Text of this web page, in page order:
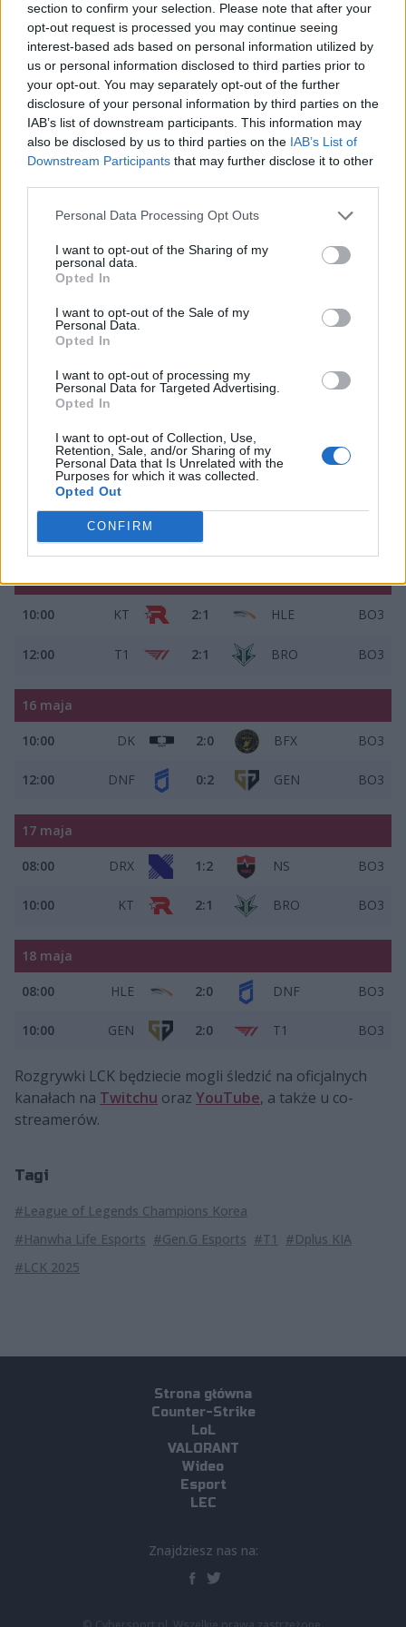
section to confirm your selection. Please note that after your
opt-out request is processed you may continue seeing
interest-based ads based on personal information utilized by
us or personal information disclosed to third parties prior to
your opt-out. You may separately opt-out of the further
disclosure of your personal information by third parties on the
IAB’s list of downstream participants. This information may
also be disclosed by us to third parties on the IAB’s List of
Downstream Participants that may further disclose it to other
Personal Data Processing Opt Outs
I want to opt-out of the Sharing of my
personal data.
Opted In
I want to opt-out of the Sale of my
Personal Data.
Opted In
I want to opt-out of processing my
Personal Data for Targeted Advertising.
Opted In
I want to opt-out of Collection, Use,
Retention, Sale, and/or Sharing of my
Personal Data that Is Unrelated with the
Purposes for which it was collected.
Opted Out
CONFIRM
lecz finalnie i tak dopięła swego. Co ciekawe, T1 nie
zdołało wygrać ani jednej gry, wypuszczając z rąk
przewagę ponad pięciu tysięcy sztuk złota w pierwszej
potyczce.
Znamy pierwszą drużynę, która już nie
ma szans na play-offy
Podczas zeszłego tygodnia LCK zbyt wielu nowych
Esports jedynie zagwarantowało sobie już miejsce w co
nieoczekiwanej porażki z kt Rolster, jest już pewne
finiszu na minimum trzeciej lokacie. Ale choć u góry
niewiele się zmieniło, to co nieco podziało się na dole
stawki. Wspomniani już dzisiaj zawodnicy DNF ponieśli
dwie kolejne klęski, co już definitywnie przekreśliło ich
szanse na ewentualny awans do play-offów ligi.
Wyniki siódmej kolejki LCK:
14 maja
BFX
DRX
10:00 KT 2:1 HLE BO3
12:00 T1 2:1 BRO BO3
16 maja
10:00 DK 2:0 BFX BO3
12:00 DNF 0:2 GEN BO3
17 maja
08:00 DRX 1:2 NS BO3
10:00 KT 2:1 BRO BO3
18 maja
08:00 HLE 2:0 DNF BO3
10:00 GEN 2:0 T1 BO3
Rozgrywki LCK będziecie mogli śledzić na oficjalnych
kanałach na Twitchu oraz YouTube, a także u co-
streamerów.
Tagi
#League of Legends Champions Korea
#Hanwha Life Esports #Gen.G Esports #T1
#Dplus KIA
#LCK 2025
Strona główna
Counter-Strike
LoL
VALORANT
Wideo
Esport
LEC
Znajdziesz nas na: